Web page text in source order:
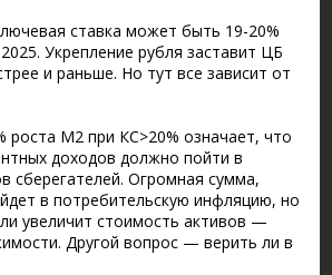
ставка может быть 19-20%
Укрепление рубля заставит ЦБ
и раньше. Но тут все зависит от
роста М2 при КС>20% означает, что
доходов должно пойти в
сберегателей. Огромная сумма,
в потребительскую инфляцию, но
увеличит стоимость активов —
Другой вопрос — верить ли в